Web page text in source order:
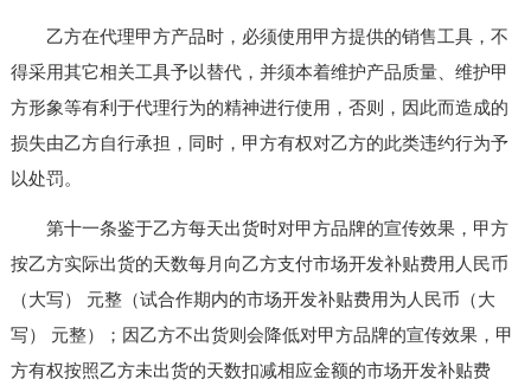
乙方在代理甲方产品时，必须使用甲方提供的销售工具，不
得采用其它相关工具予以替代，并须本着维护产品质量、维护甲
方形象等有利于代理行为的精神进行使用，否则，因此而造成的
损失由乙方自行承担，同时，甲方有权对乙方的此类违约行为予
以处罚。
第十一条鉴于乙方每天出货时对甲方品牌的宣传效果，甲方
按乙方实际出货的天数每月向乙方支付市场开发补贴费用人民币
（大写） 元整（试合作期内的市场开发补贴费用为人民币（大
写） 元整）；因乙方不出货则会降低对甲方品牌的宣传效果，甲
方有权按照乙方未出货的天数扣减相应金额的市场开发补贴费